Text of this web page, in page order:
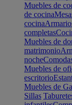
Muebles de
de cocina
cocina
completas
Muebles de
matrimonio
noche
Muebles de
escritorio
Muebles de
Sillas